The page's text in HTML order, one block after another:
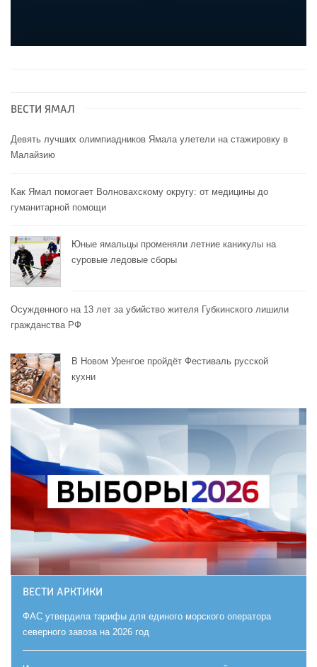
ВЕСТИ ЯМАЛ
Девять лучших олимпиадников Ямала улетели на стажировку в
Малайзию
Как Ямал помогает Волновахскому округу: от медицины до
гуманитарной помощи
Юные ямальцы променяли летние каникулы на
суровые ледовые сборы
Осужденного на 13 лет за убийство жителя Губкинского лишили
гражданства РФ
В Новом Уренгое пройдёт Фестиваль русской
кухни
ВЕСТИ АРКТИКИ
ФАС утвердила тарифы для единого морского оператора
северного завоза на 2026 год